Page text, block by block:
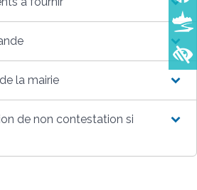
la mairie
de non contestation si